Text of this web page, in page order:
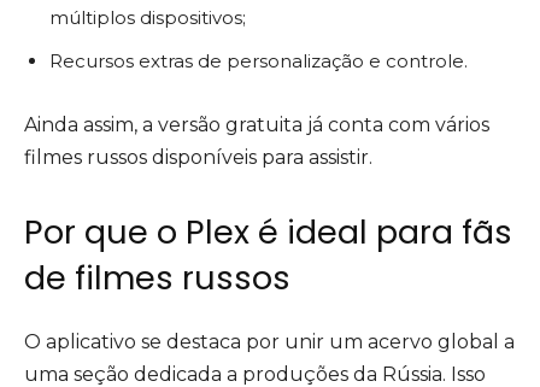
múltiplos dispositivos;
Recursos extras de personalização e controle.
Ainda assim, a versão gratuita já conta com vários
filmes russos disponíveis para assistir.
Por que o Plex é ideal para fãs
de filmes russos
O aplicativo se destaca por unir um acervo global a
uma seção dedicada a produções da Rússia. Isso